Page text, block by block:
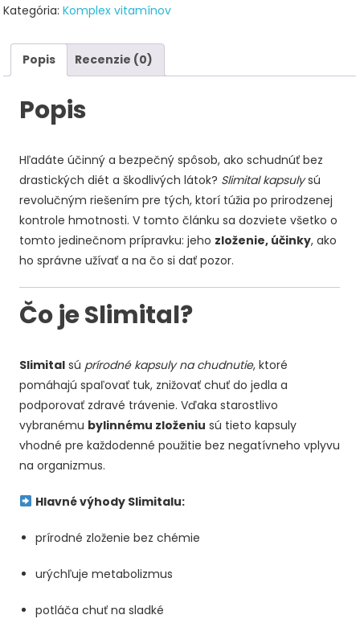
Kategória:Komplex vitamínov
Popis Recenzie (0)
Popis
Hľadáte účinný a bezpečný spôsob, ako schudnúť bez
drastických diét a škodlivých látok? Slimital kapsulysú
revolučným riešením pre tých, ktorí túžia po prirodzenej
kontrole hmotnosti. V tomto článku sa dozviete všetko o
tomto jedinečnom prípravku: jeho zloženie, účinky, ako
ho správne užívať a na čo si dať pozor.
Čo je Slimital?
Slimital sú prírodné kapsuly na chudnutie, ktoré
pomáhajú spaľovať tuk, znižovať chuť do jedla a
podporovať zdravé trávenie. Vďaka starostlivo
vybranému bylinnému zloženiu sú tieto kapsuly
vhodné pre každodenné použitie bez negatívneho vplyvu
na organizmus.
Hlavné výhody Slimitalu:
prírodné zloženie bez chémie
urýchľuje metabolizmus
potláča chuť na sladké